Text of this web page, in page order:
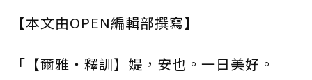
【本文由OPEN編輯部撰寫】
「【爾雅・釋訓】媞，安也。一日美好。